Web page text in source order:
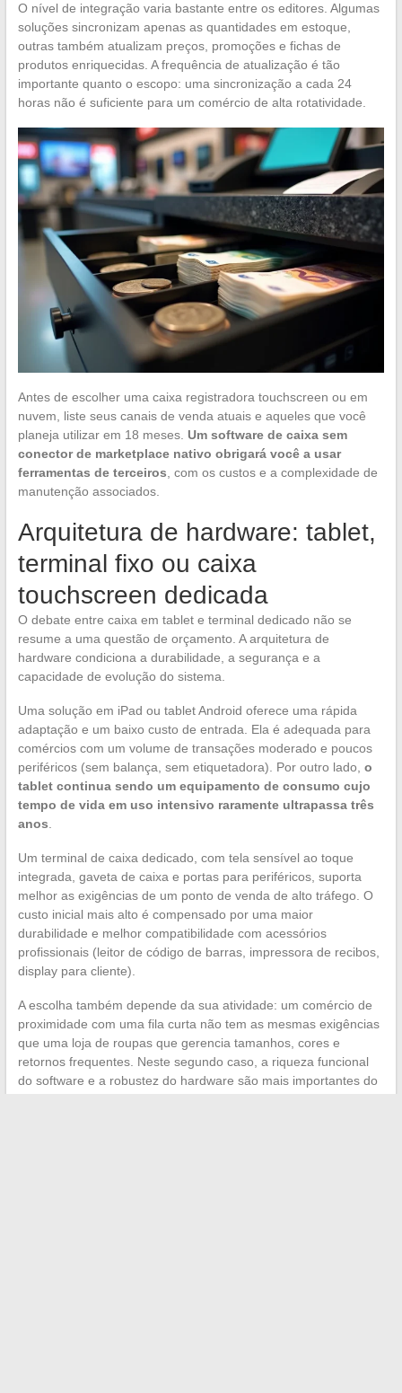
O nível de integração varia bastante entre os editores. Algumas
soluções sincronizam apenas as quantidades em estoque,
outras também atualizam preços, promoções e fichas de
produtos enriquecidas. A frequência de atualização é tão
importante quanto o escopo: uma sincronização a cada 24
horas não é suficiente para um comércio de alta rotatividade.
Antes de escolher uma caixa registradora touchscreen ou em
nuvem, liste seus canais de venda atuais e aqueles que você
planeja utilizar em 18 meses. Um software de caixa sem
conector de marketplace nativo obrigará você a usar
ferramentas de terceiros , com os custos e a complexidade de
manutenção associados.
Arquitetura de hardware: tablet,
terminal fixo ou caixa
touchscreen dedicada
O debate entre caixa em tablet e terminal dedicado não se
resume a uma questão de orçamento. A arquitetura de
hardware condiciona a durabilidade, a segurança e a
capacidade de evolução do sistema.
Uma solução em iPad ou tablet Android oferece uma rápida
adaptação e um baixo custo de entrada. Ela é adequada para
comércios com um volume de transações moderado e poucos
periféricos (sem balança, sem etiquetadora). Por outro lado, o
tablet continua sendo um equipamento de consumo cujo
tempo de vida em uso intensivo raramente ultrapassa três
anos
Um terminal de caixa dedicado, com tela sensível ao toque
integrada, gaveta de caixa e portas para periféricos, suporta
melhor as exigências de um ponto de venda de alto tráfego. O
custo inicial mais alto é compensado por uma maior
durabilidade e melhor compatibilidade com acessórios
profissionais (leitor de código de barras, impressora de recibos,
display para cliente).
A escolha também depende da sua atividade: um comércio de
proximidade com uma fila curta não tem as mesmas exigências
que uma loja de roupas que gerencia tamanhos, cores e
retornos frequentes. Neste segundo caso, a riqueza funcional
do software e a robustez do hardware são mais importantes do